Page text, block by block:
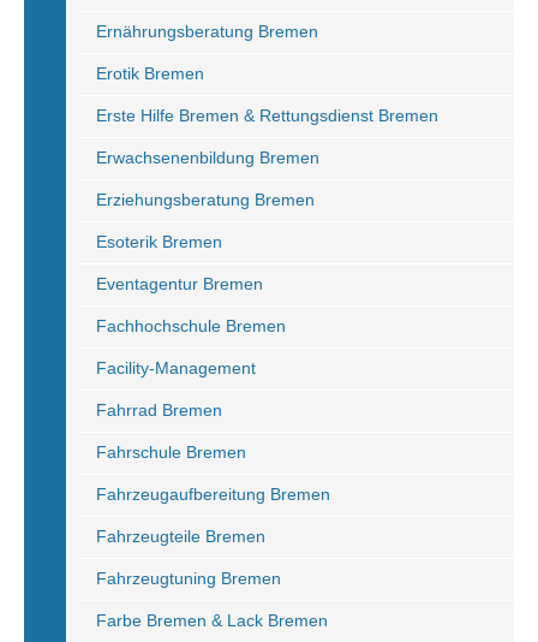
Ernährungsberatung Bremen
Erotik Bremen
Erste Hilfe Bremen & Rettungsdienst Bremen
Erwachsenenbildung Bremen
Erziehungsberatung Bremen
Esoterik Bremen
Eventagentur Bremen
Fachhochschule Bremen
Facility-Management
Fahrrad Bremen
Fahrschule Bremen
Fahrzeugaufbereitung Bremen
Fahrzeugteile Bremen
Fahrzeugtuning Bremen
Farbe Bremen & Lack Bremen